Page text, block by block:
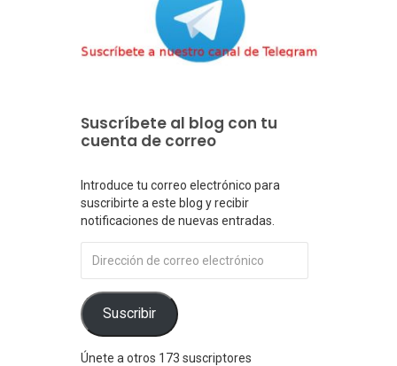
Suscríbete al blog con tu
cuenta de correo
Introduce tu correo electrónico para
suscribirte a este blog y recibir
notificaciones de nuevas entradas.
de
correo
electrónico
Suscribir
Únete a otros 173 suscriptores